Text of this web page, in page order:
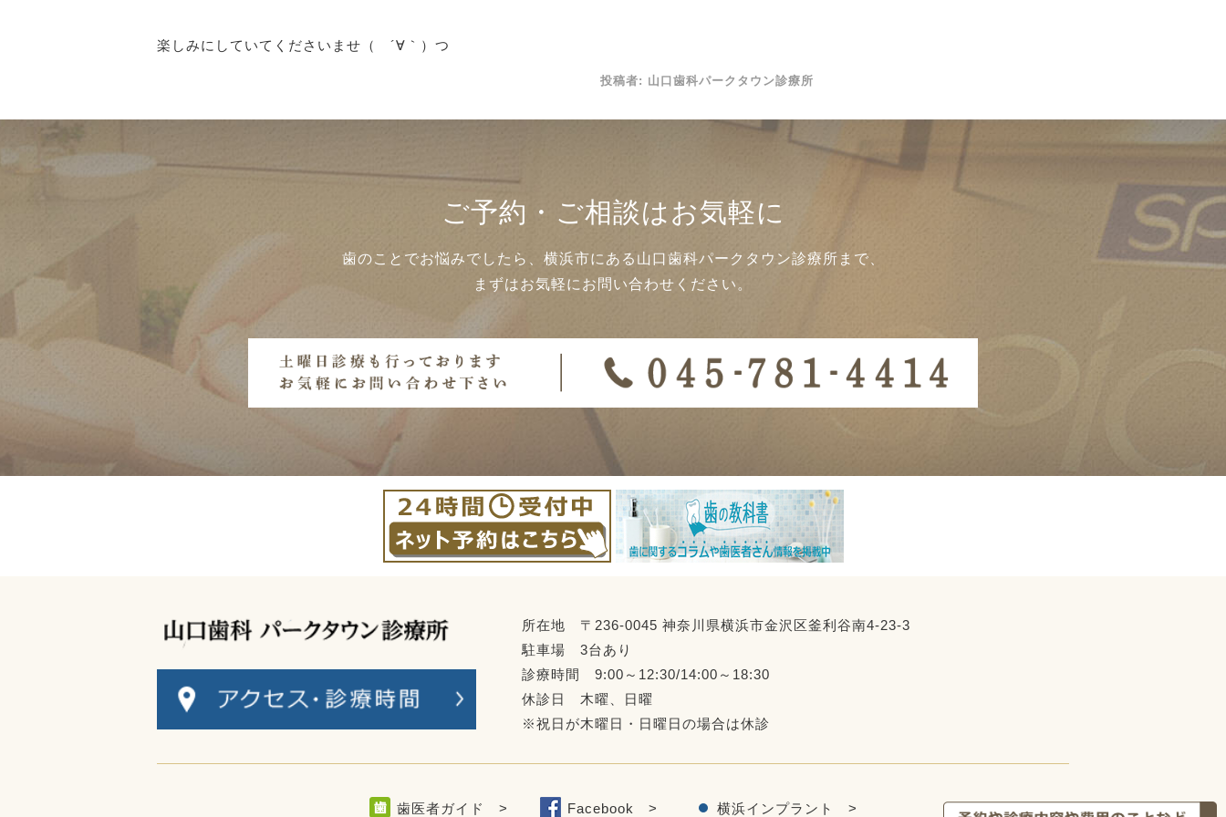
楽しみにしていてくださいませ（ ´∀｀）つ
投稿者: 山口歯科パークタウン診療所
ご予約・ご相談はお気軽に
歯のことでお悩みでしたら、横浜市にある山口歯科パークタウン診療所まで、
まずはお気軽にお問い合わせください。
所在地 〒236-0045 神奈川県横浜市金沢区釜利谷南4-23-3
駐車場 3台あり
診療時間 9:00～12:30/14:00～18:30
休診日 木曜、日曜
※祝日が木曜日・日曜日の場合は休診
歯医者ガイド > Facebook > 横浜インプラント >